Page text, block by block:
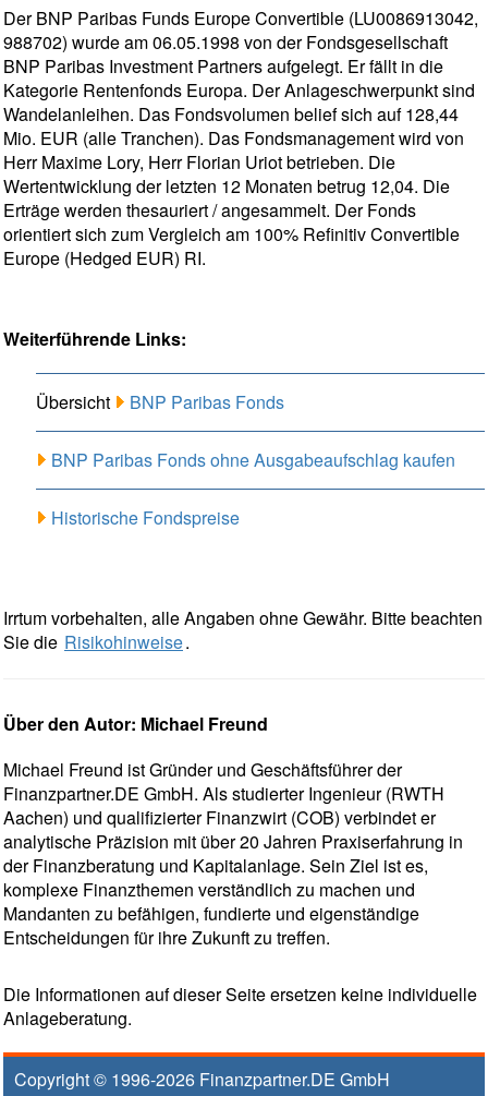
Der BNP Paribas Funds Europe Convertible (LU0086913042,
988702) wurde am 06.05.1998 von der Fondsgesellschaft
BNP Paribas Investment Partners aufgelegt. Er fällt in die
Kategorie Rentenfonds Europa. Der Anlageschwerpunkt sind
Wandelanleihen. Das Fondsvolumen belief sich auf 128,44
Mio. EUR (alle Tranchen). Das Fondsmanagement wird von
Herr Maxime Lory, Herr Florian Uriot betrieben. Die
Wertentwicklung der letzten 12 Monaten betrug 12,04. Die
Erträge werden thesauriert / angesammelt. Der Fonds
orientiert sich zum Vergleich am 100% Refinitiv Convertible
Europe (Hedged EUR) RI.
Weiterführende Links:
Übersicht BNP Paribas Fonds
BNP Paribas Fonds ohne Ausgabeaufschlag kaufen
Historische Fondspreise
Irrtum vorbehalten, alle Angaben ohne Gewähr. Bitte beachten
Sie die Risikohinweise.
Über den Autor: Michael Freund
Michael Freund ist Gründer und Geschäftsführer der
Finanzpartner.DE GmbH. Als studierter Ingenieur (RWTH
Aachen) und qualifizierter Finanzwirt (COB) verbindet er
analytische Präzision mit über 20 Jahren Praxiserfahrung in
der Finanzberatung und Kapitalanlage. Sein Ziel ist es,
komplexe Finanzthemen verständlich zu machen und
Mandanten zu befähigen, fundierte und eigenständige
Entscheidungen für ihre Zukunft zu treffen.
Die Informationen auf dieser Seite ersetzen keine individuelle
Anlageberatung.
Copyright © 1996-2026 Finanzpartner.DE GmbH